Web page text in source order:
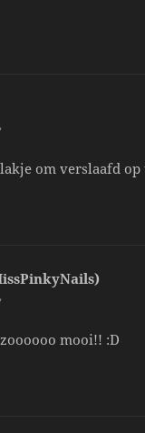
om verslaafd
mooi!! :D